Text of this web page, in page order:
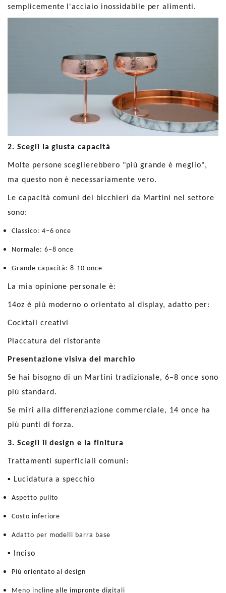
semplicemente l'acciaio inossidabile per alimenti.
2. Scegli la giusta capacità
Molte persone sceglierebbero "più grande è meglio",
ma questo non è necessariamente vero.
Le capacità comuni dei bicchieri da Martini nel settore
sono:
Classico: 4–6 once
Normale: 6–8 once
Grande capacità: 8-10 once
La mia opinione personale è:
14oz è più moderno o orientato al display, adatto per:
Cocktail creativi
Placcatura del ristorante
Presentazione visiva del marchio
Se hai bisogno di un Martini tradizionale, 6–8 once sono
più standard.
Se miri alla differenziazione commerciale, 14 once ha
più punti di forza.
3. Scegli il design e la finitura
Trattamenti superficiali comuni:
▪ Lucidatura a specchio
Aspetto pulito
Costo inferiore
Adatto per modelli barra base
▪ Inciso
Più orientato al design
Meno incline alle impronte digitali